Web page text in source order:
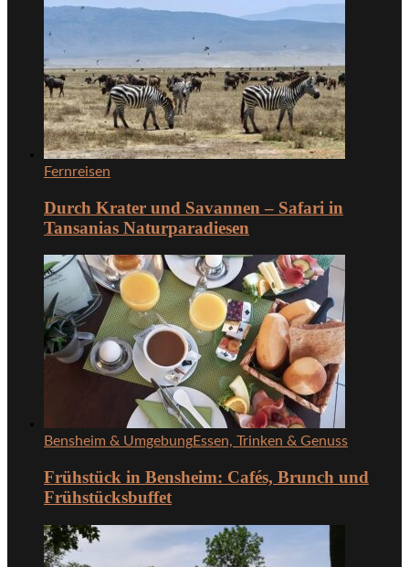
Fernreisen
Durch Krater und Savannen – Safari in
Tansanias Naturparadiesen
Bensheim & UmgebungEssen, Trinken & Genuss
Frühstück in Bensheim: Cafés, Brunch und
Frühstücksbuffet